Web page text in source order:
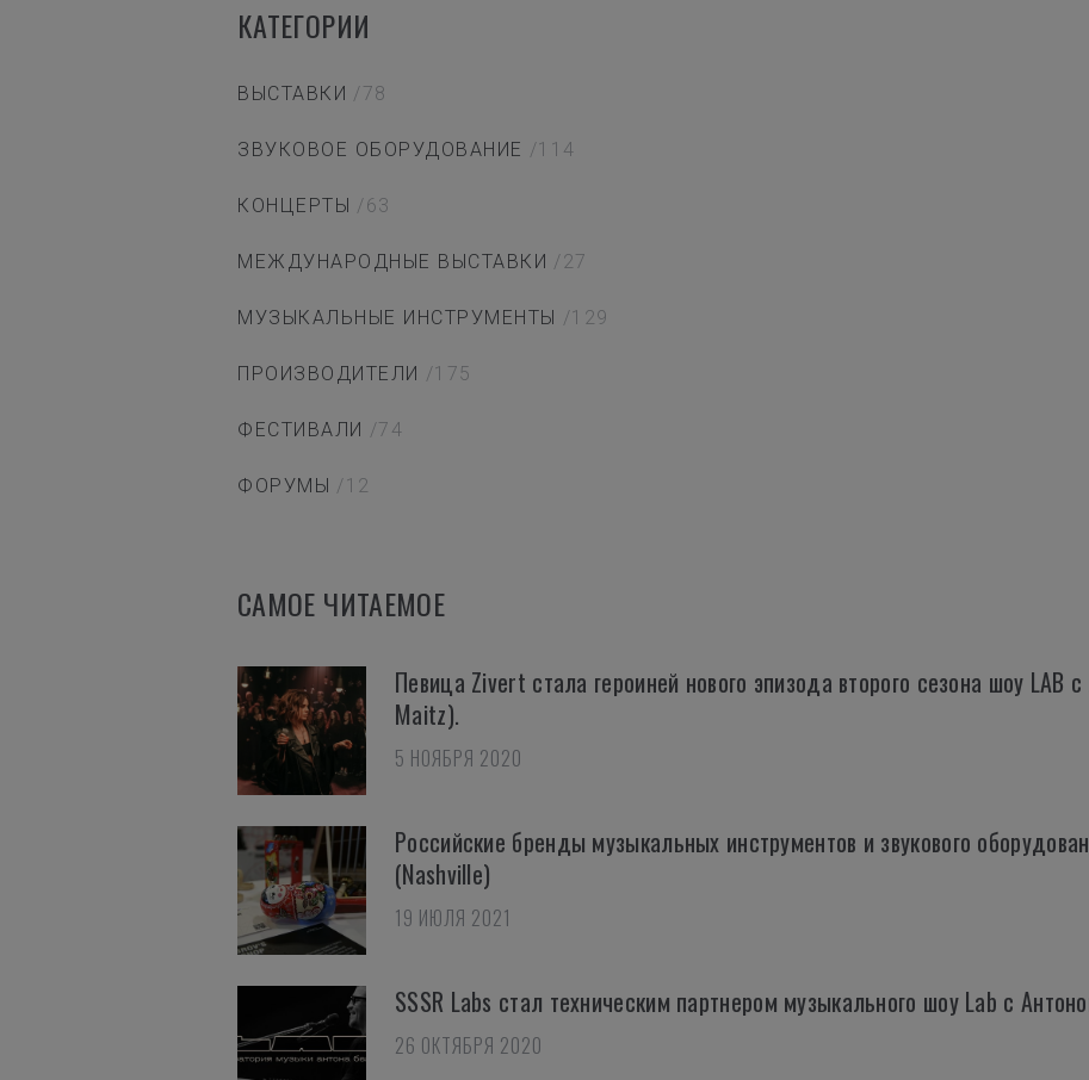
КАТЕГОРИИ
ВЫСТАВКИ /78
ЗВУКОВОЕ ОБОРУДОВАНИЕ /114
КОНЦЕРТЫ /63
МЕЖДУНАРОДНЫЕ ВЫСТАВКИ /27
МУЗЫКАЛЬНЫЕ ИНСТРУМЕНТЫ /129
ПРОИЗВОДИТЕЛИ /175
ФЕСТИВАЛИ /74
ФОРУМЫ /12
САМОЕ ЧИТАЕМОЕ
Певица Zivert стала героиней нового эпизода второго сезона шоу
Maitz).
5 НОЯБРЯ 2020
Российские бренды музыкальных инструментов и звукового
(Nashville)
19 ИЮЛЯ 2021
SSSR Labs стал техническим партнером музыкального шоу Lab с
26 ОКТЯБРЯ 2020